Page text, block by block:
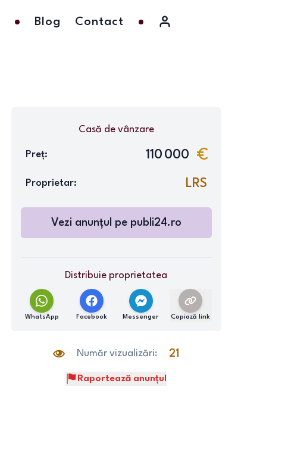
Blog Contact
Casă de vânzare
Preț: 110 000
Proprietar: LRS
Vezi anunțul pe publi24.ro
Distribuie proprietatea
WhatsApp Facebook Messenger Copiază link
Număr vizualizări: 21
Raportează anunțul